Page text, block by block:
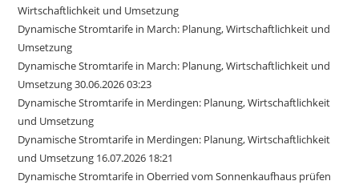
Wirtschaftlichkeit und Umsetzung
Dynamische Stromtarife in March: Planung, Wirtschaftlichkeit und
Umsetzung
Dynamische Stromtarife in March: Planung, Wirtschaftlichkeit und
Umsetzung 30.06.2026 03:23
Dynamische Stromtarife in Merdingen: Planung, Wirtschaftlichkeit
und Umsetzung
Dynamische Stromtarife in Merdingen: Planung, Wirtschaftlichkeit
und Umsetzung 16.07.2026 18:21
Dynamische Stromtarife in Oberried vom Sonnenkaufhaus prüfen